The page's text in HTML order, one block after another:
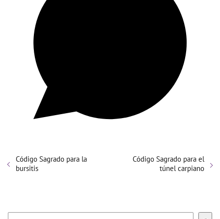
Código Sagrado para la
bursitis
Código Sagrado para el
túnel carpiano